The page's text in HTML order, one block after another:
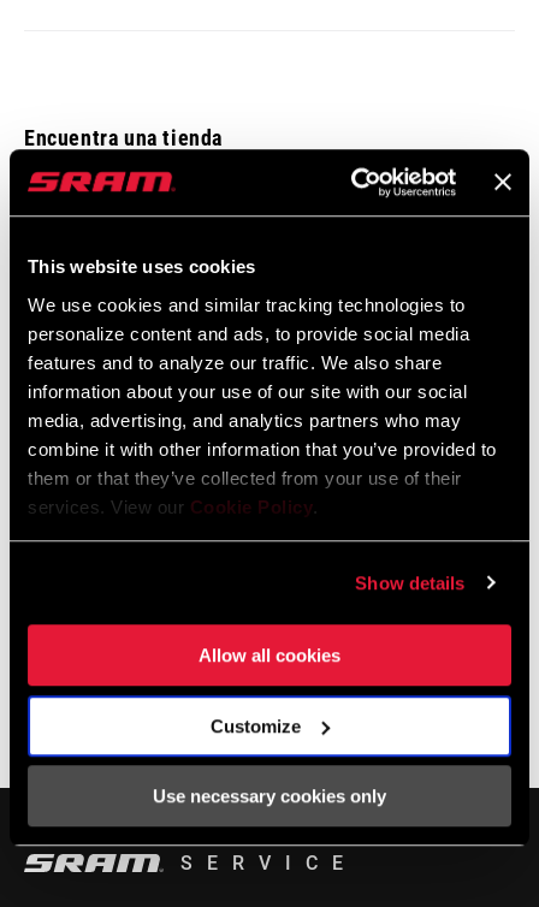
This website uses cookies
We use cookies and similar tracking technologies to
personalize content and ads, to provide social media
features and to analyze our traffic. We also share
information about your use of our site with our social
media, advertising, and analytics partners who may
combine it with other information that you’ve provided to
them or that they’ve collected from your use of their
services. View our Cookie Policy.
Show details
Allow all cookies
Customize
Use necessary cookies only
Encuentra una tienda
especialmente los puntos de venta oficiales SRAM, para recibir el
LOCALIZADOR DE TIENDAS
Soporte online
BASE DE CONOCIMIENTOS SRAM
SERVICE